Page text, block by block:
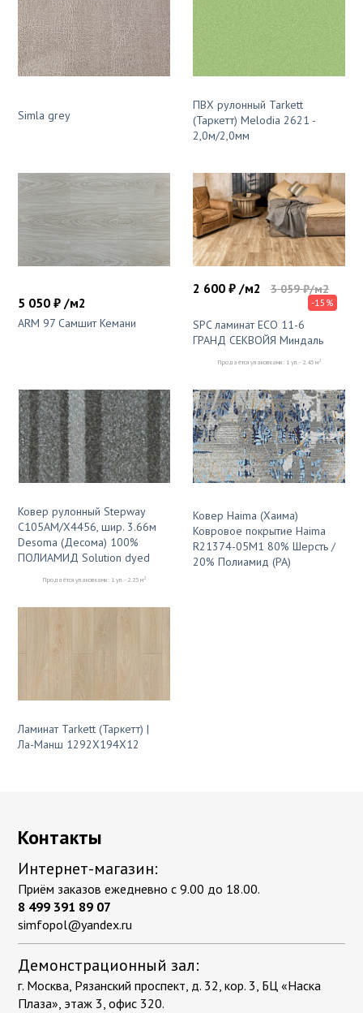
Simla grey
ПВХ рулонный Tarkett
(Таркетт) Melodia 2621 -
2,0м/2,0мм
5 050 ₽ /м2
ARM 97 Самшит Кемани
2 600 ₽ /м2 3 059 ₽/м2
-15%
SPC ламинат ЕСО 11-6
ГРАНД СЕКВОЙЯ Миндаль
Продаётся упаковками: 1 уп. - 2.43 м2
Ковер рулонный Stepway
C105AM/X4456, шир. 3.66м
Desoma (Десома) 100%
ПОЛИАМИД Solution dyed
Продаётся упаковками: 1 уп. - 2.23 м2
Ковер Haima (Хаима)
Ковровое покрытие Haima
R21374-05M1 80% Шерсть /
20% Полиамид (PA)
Ламинат Tarkett (Таркетт) |
Ла-Манш 1292Х194Х12
Контакты
Интернет-магазин:
Приём заказов ежедневно с 9.00 до 18.00.
8 499 391 89 07
simfopol@yandex.ru
Демонстрационный зал:
г. Москва, Рязанский проспект, д. 32, кор. 3, БЦ «Наска
Плаза», этаж 3, офис 320.